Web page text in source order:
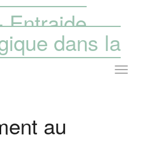
dans la
au